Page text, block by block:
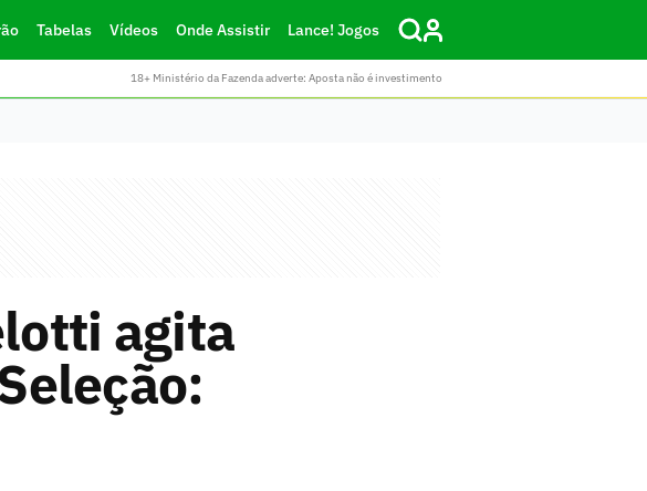
Tabelas Vídeos Onde Assistir Lance! Jogos
18+ Ministério da Fazenda adverte: Aposta não é investimento
agita